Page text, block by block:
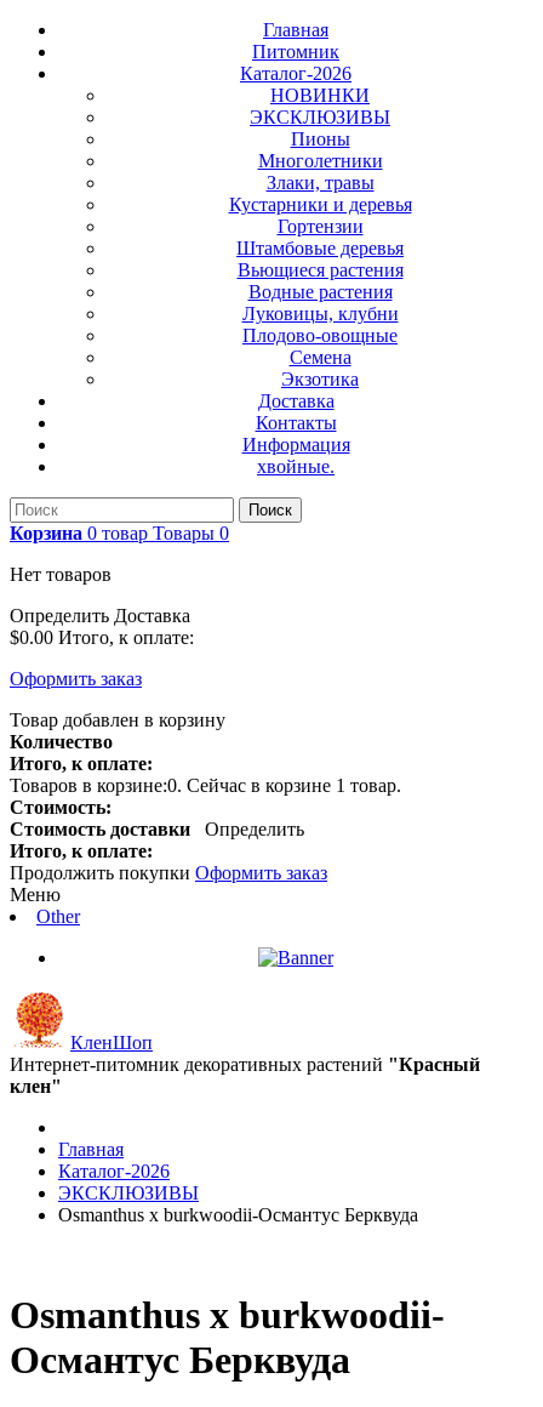
Главная
Питомник
Каталог-2026
НОВИНКИ
ЭКСКЛЮЗИВЫ
Пионы
Многолетники
Злаки, травы
Кустарники и деревья
Гортензии
Штамбовые деревья
Вьющиеся растения
Водные растения
Луковицы, клубни
Плодово-овощные
Семена
Экзотика
Доставка
Контакты
Информация
хвойные.
Поиск
Корзина 0 товар Товары 0
Нет товаров
Определить Доставка
$0.00 Итого, к оплате:
Оформить заказ
Товар добавлен в корзину
Количество
Итого, к оплате:
Товаров в корзине:0. Сейчас в корзине 1 товар.
Стоимость:
Стоимость доставки
Определить
Итого, к оплате:
Продолжить покупки Оформить заказ
Меню
Other
КленШоп
Интернет-питомник декоративных растений "Красный
клен"
Главная
Каталог-2026
ЭКСКЛЮЗИВЫ
Osmanthus x burkwoodii-Османтус Берквуда
Osmanthus x burkwoodii-
Османтус Берквуда